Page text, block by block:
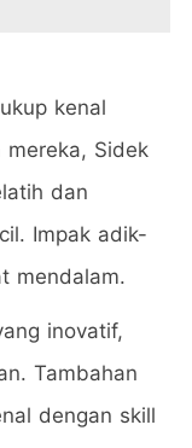
kenal
Sidek
dan
Impak adik-
mendalam.
inovatif,
Tambahan
dengan skill